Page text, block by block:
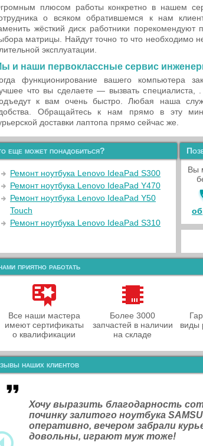
плюсом работы конкретно в нашем
о всяком обратившемся к нам
жёсткий диск работники
матрицы. Найдут точно то что необходимо
эксплуатации.
и наши первоклассные сервис
функционирование вашего компьютера
что вы сделаете — вызвать
к вам очень быстро. Любая наша
Обращайтесь к нам прямо в эту
доставки лаптопа прямо сейчас же.
еще может понадобиться?
Ремонт ноутбука Lenovo IdeaPad S300
Ремонт ноутбука Lenovo IdeaPad Y470
Ремонт ноутбука Lenovo IdeaPad Y50
Touch
Ремонт ноутбука Lenovo IdeaPad S310
Вы
приятно работать
Все наши мастера
имеют сертификаты
о квалификации
Более 3000
запчастей в наличии
на складе
виды
наших клиентов
Хочу выразить благодарность
починку залитого ноутбука
оперативно, вечером забрали
довольны, играют муж тоже!